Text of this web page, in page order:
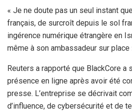
« Je ne doute pas un seul instant
français, de surcroît depuis le sol
ingérence numérique étrangère en
même à son ambassadeur sur place
Reuters a rapporté que BlackCore a
présence en ligne après avoir été
presse. L’entreprise se décrivait
d’influence, de cybersécurité et de